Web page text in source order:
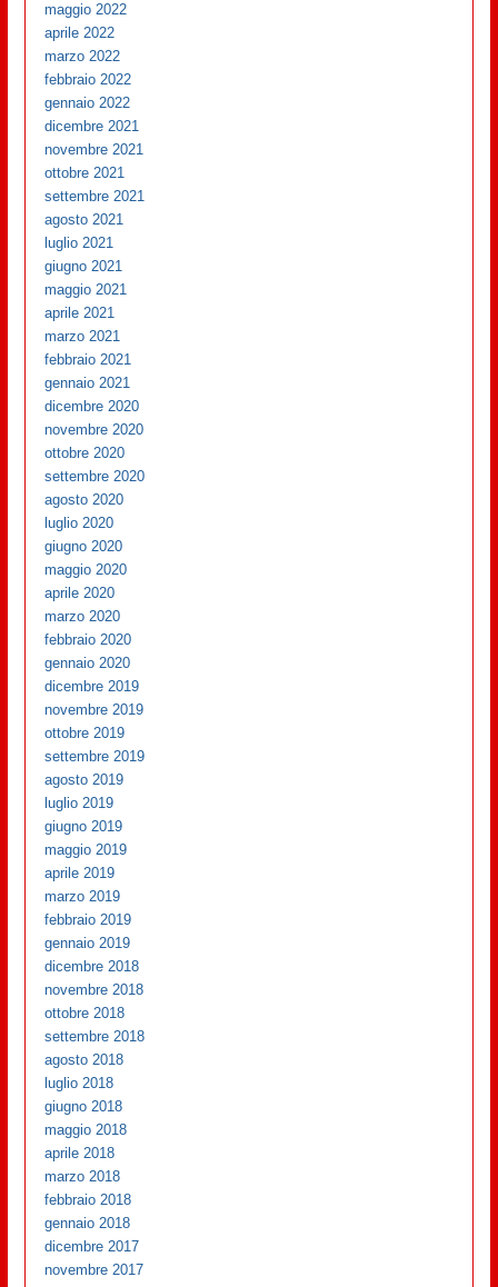
maggio 2022
aprile 2022
marzo 2022
febbraio 2022
gennaio 2022
dicembre 2021
novembre 2021
ottobre 2021
settembre 2021
agosto 2021
luglio 2021
giugno 2021
maggio 2021
aprile 2021
marzo 2021
febbraio 2021
gennaio 2021
dicembre 2020
novembre 2020
ottobre 2020
settembre 2020
agosto 2020
luglio 2020
giugno 2020
maggio 2020
aprile 2020
marzo 2020
febbraio 2020
gennaio 2020
dicembre 2019
novembre 2019
ottobre 2019
settembre 2019
agosto 2019
luglio 2019
giugno 2019
maggio 2019
aprile 2019
marzo 2019
febbraio 2019
gennaio 2019
dicembre 2018
novembre 2018
ottobre 2018
settembre 2018
agosto 2018
luglio 2018
giugno 2018
maggio 2018
aprile 2018
marzo 2018
febbraio 2018
gennaio 2018
dicembre 2017
novembre 2017